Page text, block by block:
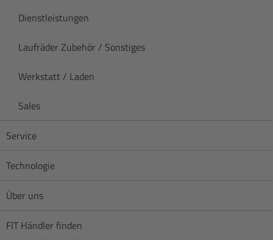
Dienstleistungen
Laufräder Zubehör / Sonstiges
Werkstatt / Laden
Sales
Service
Technologie
Über uns
FIT Händler finden